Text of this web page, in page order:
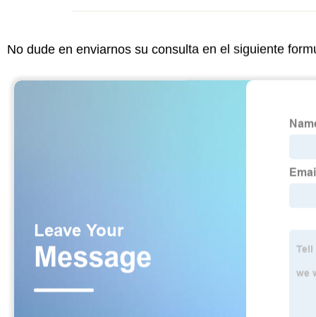
No dude en enviarnos su consulta en el siguiente